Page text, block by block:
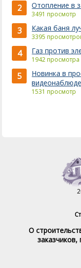
2 Отопление в
3491 просмотр
3 Какая баня
3395
4 Газ против
1942 просмотра
5
Новинка в
1531 просмотр
О